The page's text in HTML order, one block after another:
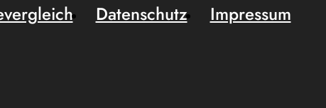
Datenschutz
Impressum